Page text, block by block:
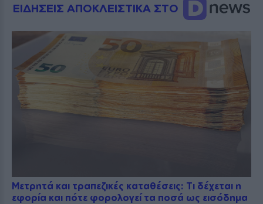
ΕΙΔΗΣΕΙΣ ΑΠΟΚΛΕΙΣΤΙΚΑ ΣΤΟ
Μετρητά και τραπεζικές καταθέσεις: Τι δέχεται η
εφορία και πότε φορολογεί τα ποσά ως εισόδημα